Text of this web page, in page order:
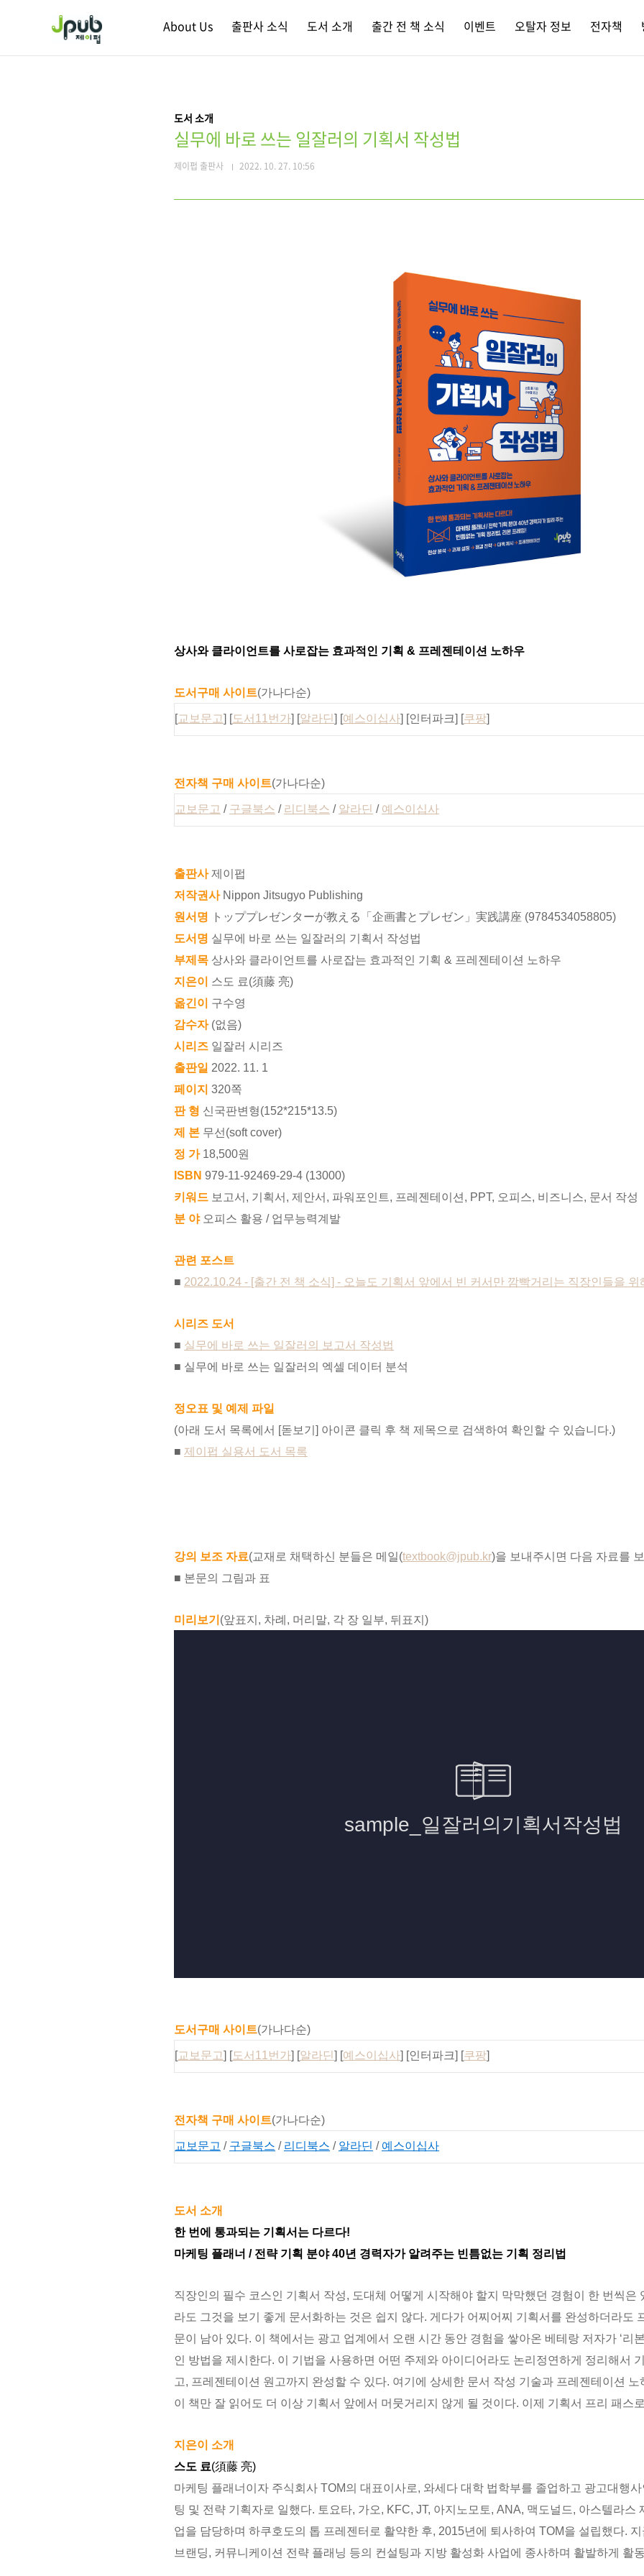
About Us 출판사 소식 도서 소개 출간 전 책 소식 이벤트 오탈자 정보 전자책
도서 소개
실무에 바로 쓰는 일잘러의 기획서 작성법
제이펍 출판사 2022. 10. 27. 10:56
상사와 클라이언트를 사로잡는 효과적인 기획 & 프레젠테이션 노하우
도서구매 사이트(가나다순)
[교보문고] [도서11번가] [알라딘 ] [예스이십사] [인터파크] [쿠팡]
전자책 구매 사이트(가나다순)
교보문고 / 구글북스 / 리디북스 / 알라딘 / 예스이십사
출판사제이펍
저작권사Nippon Jitsugyo Publishing
원서명 トッププレゼンターが教える「企画書とプレゼン」実践講座 (9784534058805)
도서명 실무에 바로 쓰는 일잘러의 기획서 작성법
부제목 상사와 클라이언트를 사로잡는 효과적인 기획 & 프레젠테이션 노하우
지은이
스도 료(須藤 亮)
옮긴이
구수영
감수자(없음)
시리즈 일잘러 시리즈
출판일 2022. 11. 1
페이지 320쪽
판 형 신국판변형(152*215*13.5)
제 본 무선(soft cover)
정 가 18,500원
ISBN 979-11-92469-29-4 (13000)
키워드 보고서, 기획서, 제안서, 파워포인트, 프레젠테이션, PPT, 오피스, 비즈니스, 문서 작성
분 야오피스 활용 / 업무능력계발
관련 포스트
■ 2022.10.24 - [출간 전 책 소식] - 오늘도 기획서 앞에서 빈 커서만 깜빡거리는 직장인들을 위
시리즈 도서
■ 실무에 바로 쓰는 일잘러의 보고서 작성법
■ 실무에 바로 쓰는 일잘러의 엑셀 데이터 분석
정오표 및 예제 파일
(아래 도서 목록에서 [돋보기] 아이콘 클릭 후 책 제목으로 검색하여 확인할 수 있습니다.)
■ 제이펍 실용서 도서 목록
강의 보조 자료(교재로 채택하신 분들은 메일(textbook@jpub.kr)을 보내주시면 다음 자료를
■ 본문의 그림과 표
미리보기 (앞표지, 차례, 머리말, 각 장 일부, 뒤표지)
도서구매 사이트(가나다순)
[교보문고] [도서11번가] [알라딘 ] [예스이십사] [인터파크] [쿠팡]
전자책 구매 사이트(가나다순)
교보문고 / 구글북스 / 리디북스 / 알라딘 / 예스이십사
도서 소개
한 번에 통과되는 기획서는 다르다!
마케팅 플래너 / 전략 기획 분야 40년 경력자가 알려주는 빈틈없는 기획 정리법
직장인의 필수 코스인 기획서 작성, 도대체 어떻게 시작해야 할지 막막했던 경험이 한 번씩은
라도 그것을 보기 좋게 문서화하는 것은 쉽지 않다. 게다가 어찌어찌 기획서를 완성하더라도
문이 남아 있다. 이 책에서는 광고 업계에서 오랜 시간 동안 경험을 쌓아온 베테랑 저자가 ‘리
인 방법을 제시한다. 이 기법을 사용하면 어떤 주제와 아이디어라도 논리정연하게 정리해서
고, 프레젠테이션 원고까지 완성할 수 있다. 여기에 상세한 문서 작성 기술과 프레젠테이션
이 책만 잘 읽어도 더 이상 기획서 앞에서 머뭇거리지 않게 될 것이다. 이제 기획서 프리 패스
지은이 소개
스도 료(須藤 亮)
마케팅 플래너이자 주식회사 TOM의 대표이사로, 와세다 대학 법학부를 졸업하고 광고대행
팅 및 전략 기획자로 일했다. 토요타, 가오, KFC, JT, 아지노모토, ANA, 맥도널드, 아스텔라스
업을 담당하며 하쿠호도의 톱 프레젠터로 활약한 후, 2015년에 퇴사하여 TOM을 설립했다.
브랜딩, 커뮤니케이션 전략 플래닝 등의 컨설팅과 지방 활성화 사업에 종사하며 활발하게 활